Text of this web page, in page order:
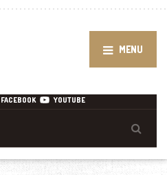
MENU
FACEBOOK YOUTUBE